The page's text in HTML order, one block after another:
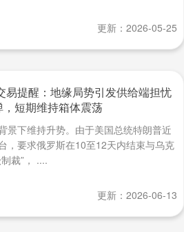
更新：2026-05-25
易提醒：地缘局势引发供给端担忧
短期维持箱体震荡
景下维持升势。由于美国总统特朗普近
，要求俄罗斯在10至12天内结束与乌克
裁”， ....
更新：2026-06-13